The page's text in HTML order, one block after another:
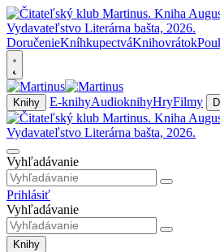
DoručenieKníhkupectváKnihovrátok
Knihy E-knihyAudioknihyHryFilmy
Vyhľadávanie
Prihlásiť
Vyhľadávanie
Knihy